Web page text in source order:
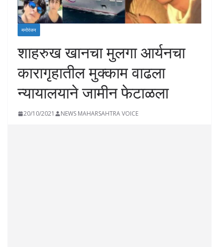
मनोरंजन
शाहरुख खानचा मुलगा आर्यनचा
कारागृहातील मुक्काम वाढला
न्यायालयाने जामीन फेटाळला
20/10/2021 NEWS MAHARSAHTRA VOICE